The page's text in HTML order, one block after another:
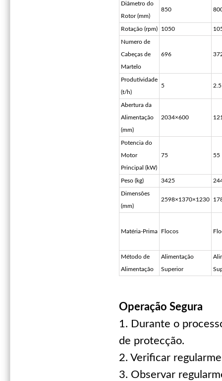
Diâmetro do
Rotor (mm)
850
Rotação (rpm) 1050
Numero de
Cabeças de
Martelo
696
Produtividade
(t/h)
5 2.5
Abertura da
Alimentação
(mm)
2034×600
Potencia do
Motor
Principal (kW)
75 55
Peso (kg) 3425
Dimensões
(mm)
2598×1370×1230
Matéria-Prima Flocos
Método de
Alimentação
Alimentação
Superior
Operação Segura
1. Durante o
de protecção.
2. Verificar
3. Observar